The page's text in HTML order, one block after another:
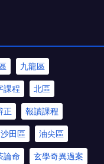
九龍區
課程 北區
正 報讀課程
沙田區 油尖區
論命 玄學奇異過案